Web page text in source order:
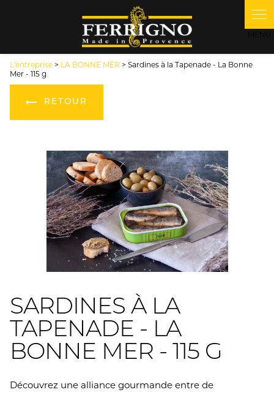
L'entreprise> LA BONNE MER > Sardines à la Tapenade - La Bonne
Mer - 115 g
RETOUR
SARDINES À LA
TAPENADE - LA
BONNE MER - 115 G
Découvrez une alliance gourmande entre de
Panneau de gestion des cookies